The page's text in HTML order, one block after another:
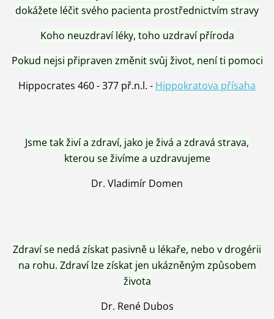
dokážete léčit svého pacienta prostřednictvím stravy
Koho neuzdraví léky, toho uzdraví příroda
Pokud nejsi připraven změnit svůj život, není ti pomoci
Hippocrates 460 - 377 př.n.l. - Hippokratova přísaha
Jsme tak živí a zdraví, jako je živá a zdravá strava,
kterou se živíme a uzdravujeme
Dr. Vladimír Domen
Zdraví se nedá získat pasivně u lékaře, nebo v drogérii
na rohu. Zdraví lze získat jen ukázněným způsobem
života
Dr. René Dubos